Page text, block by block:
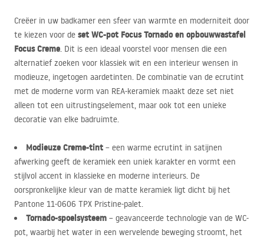
Creëer in uw badkamer een sfeer van warmte en moderniteit door
te kiezen voor de set WC-pot Focus Tornado en opbouwwastafel
Focus Creme. Dit is een ideaal voorstel voor mensen die een
alternatief zoeken voor klassiek wit en een interieur wensen in
modieuze, ingetogen aardetinten. De combinatie van de ecrutint
met de moderne vorm van REA-keramiek maakt deze set niet
alleen tot een uitrustingselement, maar ook tot een unieke
decoratie van elke badruimte.
Modieuze Creme-tint – een warme ecrutint in satijnen
afwerking geeft de keramiek een uniek karakter en vormt een
stijlvol accent in klassieke en moderne interieurs. De
oorspronkelijke kleur van de matte keramiek ligt dicht bij het
Pantone 11-0606 TPX Pristine-palet.
Tornado-spoelsysteem – geavanceerde technologie van de WC-
pot, waarbij het water in een wervelende beweging stroomt, het